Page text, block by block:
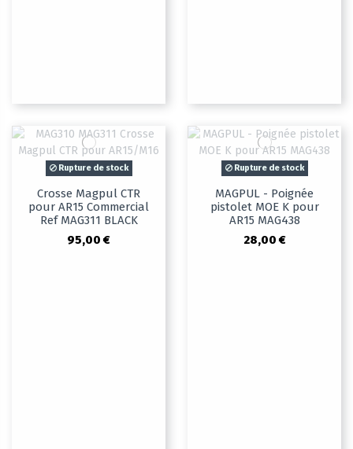
Rupture de stock
Crosse Magpul CTR
pour AR15 Commercial
Ref MAG311 BLACK
95,00 €
Rupture de stock
MAGPUL - Poignée
pistolet MOE K pour
AR15 MAG438
28,00 €